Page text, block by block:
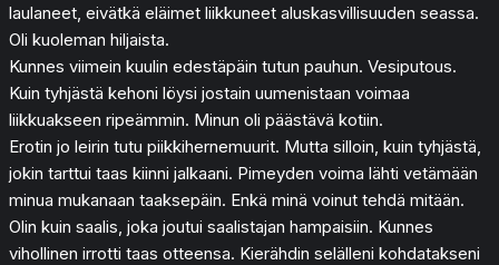
laulaneet, eivätkä eläimet liikkuneet aluskasvillisuuden seassa.
Oli kuoleman hiljaista.
Kunnes viimein kuulin edestäpäin tutun pauhun. Vesiputous.
Kuin tyhjästä kehoni löysi jostain uumenistaan voimaa
liikkuakseen ripeämmin. Minun oli päästävä kotiin.
Erotin jo leirin tutu piikkihernemuurit. Mutta silloin, kuin tyhjästä,
jokin tarttui taas kiinni jalkaani. Pimeyden voima lähti vetämään
minua mukanaan taaksepäin. Enkä minä voinut tehdä mitään.
Olin kuin saalis, joka joutui saalistajan hampaisiin. Kunnes
vihollinen irrotti taas otteensa. Kierähdin selälleni kohdatakseni